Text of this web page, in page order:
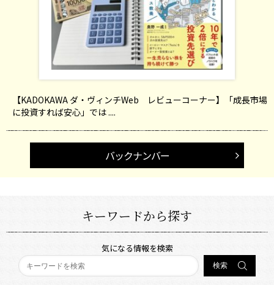
【KADOKAWA ダ・ヴィンチWeb レビューコーナー】「成長市場
に投資すれば安心」では ....
バックナンバー
キーワードから探す
気になる情報を検索